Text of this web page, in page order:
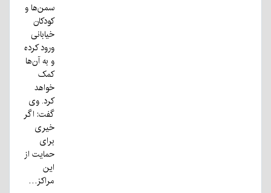
سمن‌ها و
کودکان
خیابانی
ورود کرده
و به آن‌ها
کمک
خواهد
کرد. وی
گفت: اگر
خیری
برای
حمایت از
این
مراکز…